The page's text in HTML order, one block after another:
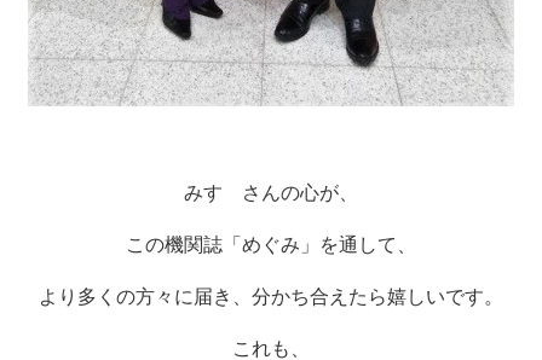
みすゞさんの心が、
この機関誌「めぐみ」を通して、
より多くの方々に届き、分かち合えたら嬉しいです。
これも、